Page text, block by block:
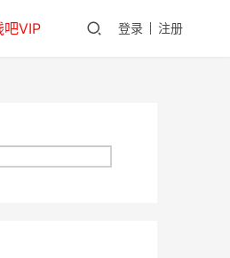
吧VIP 登录 注册